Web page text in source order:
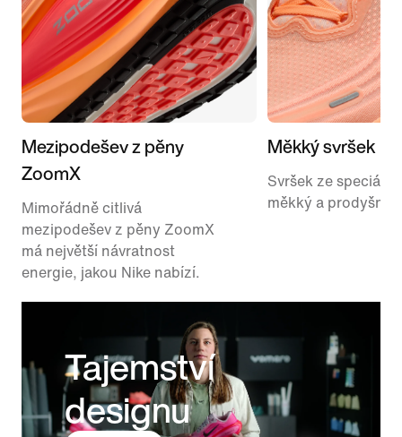
Mezipodešev z pěny
ZoomX
Mimořádně citlivá
mezipodešev z pěny ZoomX
má největší návratnost
energie, jakou Nike nabízí.
Měkký svršek
Svršek ze speciální
měkký a prodyšný.
Tajemství
designu